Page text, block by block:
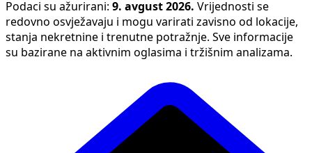
Podaci su ažurirani: 9. avgust 2026. Vrijednosti se
redovno osvježavaju i mogu varirati zavisno od lokacije,
stanja nekretnine i trenutne potražnje. Sve informacije
su bazirane na aktivnim oglasima i tržišnim analizama.